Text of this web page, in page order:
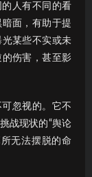
的人有不同的看
面，有助于提
某些不实或未
伤害，甚至影
忽视的。它不
战现状的“舆论
无法摆脱的命